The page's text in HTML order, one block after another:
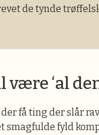
de tynde
‘al
få ting der slår
smagfulde fyld